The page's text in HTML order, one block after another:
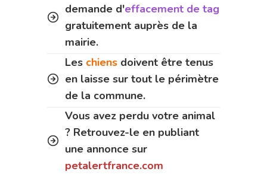
demande d'effacement de tag
gratuitement auprès de la
mairie.
Les chiens doivent être tenus
en laisse sur tout le périmètre
de la commune.
Vous avez perdu votre animal
? Retrouvez-le en publiant
une annonce sur
petalertfrance.com